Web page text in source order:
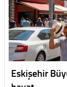
Eskişehir